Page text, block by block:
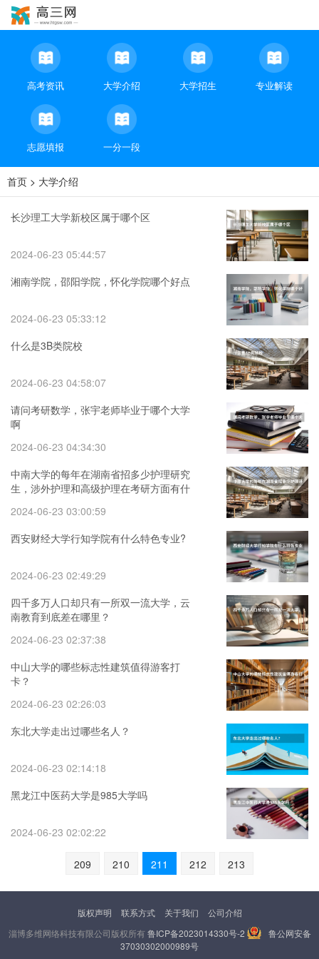
高考资讯 大学介绍 大学招生 专业解读
志愿填报 一分一段
首页 > 大学介绍
长沙理工大学新校区属于哪个区
2024-06-23 05:44:57
湘南学院，邵阳学院，怀化学院哪个好点
2024-06-23 05:33:12
什么是3B类院校
2024-06-23 04:58:07
请问考研数学，张宇老师毕业于哪个大学
啊
2024-06-23 04:34:30
中南大学的每年在湖南省招多少护理研究
生，涉外护理和高级护理在考研方面有什
2024-06-23 03:00:59
西安财经大学行知学院有什么特色专业?
2024-06-23 02:49:29
四千多万人口却只有一所双一流大学，云
南教育到底差在哪里？
2024-06-23 02:37:38
中山大学的哪些标志性建筑值得游客打
卡？
2024-06-23 02:26:03
东北大学走出过哪些名人？
2024-06-23 02:14:18
黑龙江中医药大学是985大学吗
2024-06-23 02:02:22
209 210 211 212 213
版权声明 联系方式 关于我们
公司介绍
淄博多维网络科技有限公司版权所有鲁ICP备2023014330号-2
鲁公网安备
37030302000989号